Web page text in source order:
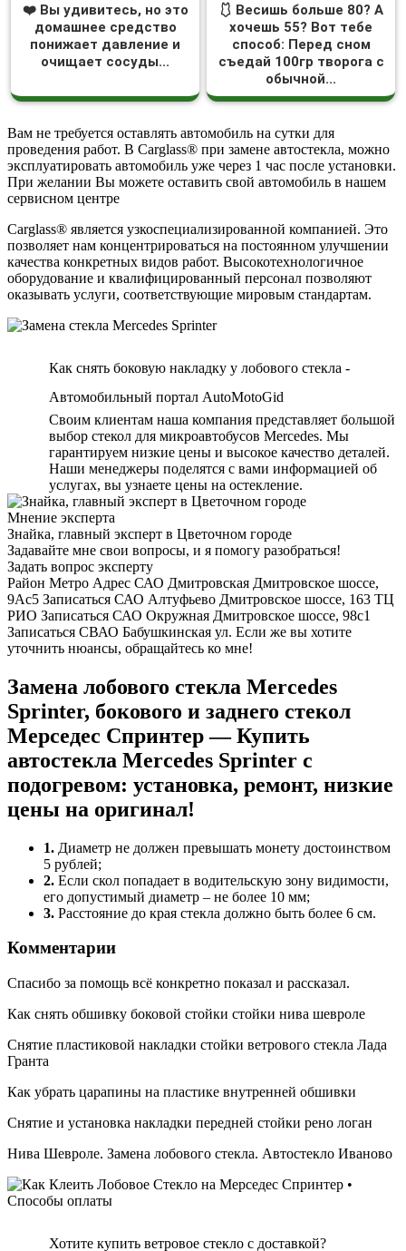
❤️ Вы удивитесь, но это
домашнее средство
понижает давление и
очищает сосуды...
🩱 Весишь больше 80? А
хочешь 55? Вот тебе
способ: Перед сном
съедай 100гр творога с
обычной...
Вам не требуется оставлять автомобиль на сутки для
проведения работ. В Carglass® при замене автостекла, можно
эксплуатировать автомобиль уже через 1 час после установки.
При желании Вы можете оставить свой автомобиль в нашем
сервисном центре
Carglass® является узкоспециализированной компанией. Это
позволяет нам концентрироваться на постоянном улучшении
качества конкретных видов работ. Высокотехнологичное
оборудование и квалифицированный персонал позволяют
оказывать услуги, соответствующие мировым стандартам.
Как снять боковую накладку у лобового стекла -
Автомобильный портал AutoMotoGid
Своим клиентам наша компания представляет большой
выбор стекол для микроавтобусов Mercedes. Мы
гарантируем низкие цены и высокое качество деталей.
Наши менеджеры поделятся с вами информацией об
услугах, вы узнаете цены на остекление.
Мнение эксперта
Знайка, главный эксперт в Цветочном городе
Задавайте мне свои вопросы, и я помогу разобраться!
Задать вопрос эксперту
Район Метро Адрес САО Дмитровская Дмитровское шоссе,
9Ас5 Записаться САО Алтуфьево Дмитровское шоссе, 163 ТЦ
РИО Записаться САО Окружная Дмитровское шоссе, 98с1
Записаться СВАО Бабушкинская ул. Если же вы хотите
уточнить нюансы, обращайтесь ко мне!
Замена лобового стекла Mercedes
Sprinter, бокового и заднего стекол
Мерседес Спринтер — Купить
автостекла Mercedes Sprinter с
подогревом: установка, ремонт, низкие
цены на оригинал!
1. Диаметр не должен превышать монету достоинством
5 рублей;
2. Если скол попадает в водительскую зону видимости,
его допустимый диаметр – не более 10 мм;
3. Расстояние до края стекла должно быть более 6 см.
Комментарии
Спасибо за помощь всё конкретно показал и рассказал.
Как снять обшивку боковой стойки стойки нива шевроле
Снятие пластиковой накладки стойки ветрового стекла Лада
Гранта
Как убрать царапины на пластике внутренней обшивки
Снятие и установка накладки передней стойки рено логан
Нива Шевроле. Замена лобового стекла. Автостекло Иваново
Хотите купить ветровое стекло с доставкой?